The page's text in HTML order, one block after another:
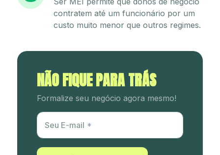
contratem até um funcionário por um
custo muito menor que outros regimes.
NÃO FIQUE PARA TRÁS
Formalize seu negócio agora mesmo!
Utm Content
Seu E-mail